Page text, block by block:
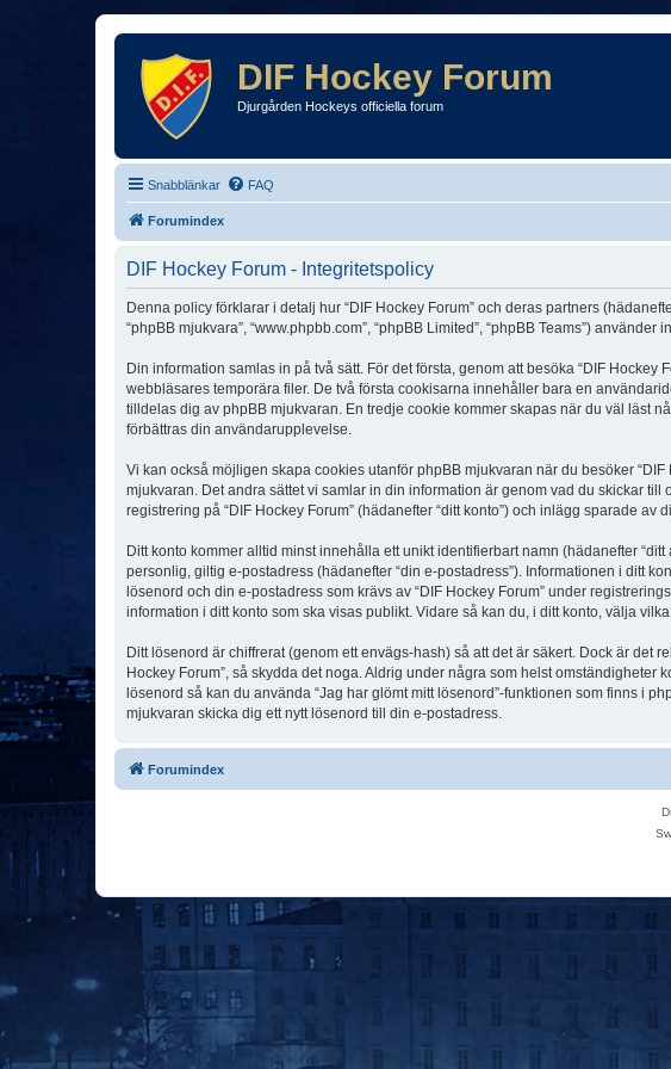
DIF Hockey Forum
Djurgården Hockeys officiella forum
Snabblänkar FAQ
Forumindex
DIF Hockey Forum - Integritetspolicy
Denna policy förklarar i detalj hur “DIF Hockey Forum” och deras partners
“phpBB mjukvara”, “www.phpbb.com”, “phpBB Limited”, “phpBB Teams”)
Din information samlas in på två sätt. För det första, genom att besöka “DIF
webbläsares temporära filer. De två första cookisarna innehåller bara en
tilldelas dig av phpBB mjukvaran. En tredje cookie kommer skapas när du väl läst
förbättras din användarupplevelse.
Vi kan också möjligen skapa cookies utanför phpBB mjukvaran när du besöker
mjukvaran. Det andra sättet vi samlar in din information är genom vad du skickar
registrering på “DIF Hockey Forum” (hädanefter “ditt konto”) och inlägg sparade
Ditt konto kommer alltid minst innehålla ett unikt identifierbart namn (hädanefter
personlig, giltig e-postadress (hädanefter “din e-postadress”). Informationen i ditt
lösenord och din e-postadress som krävs av “DIF Hockey Forum” under
information i ditt konto som ska visas publikt. Vidare så kan du, i ditt konto, välja
Ditt lösenord är chiffrerat (genom ett envägs-hash) så att det är säkert. Dock är
Hockey Forum”, så skydda det noga. Aldrig under några som helst
lösenord så kan du använda “Jag har glömt mitt lösenord”-funktionen som finns i
mjukvaran skicka dig ett nytt lösenord till din e-postadress.
Forumindex